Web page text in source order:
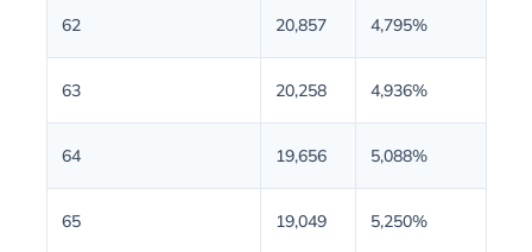
62 20,857 4,795%
63 20,258 4,936%
64 19,656 5,088%
65 19,049 5,250%